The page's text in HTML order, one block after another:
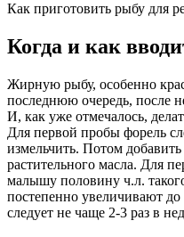
Как приготовить рыбу для
Когда и как
Жирную рыбу, особенно
последнюю очередь, после
И, как уже отмечалось,
Для первой пробы форель
измельчить. Потом
растительного масла. Для
малышу половину ч.л.
постепенно увеличивают до
следует не чаще 2-3 раз в